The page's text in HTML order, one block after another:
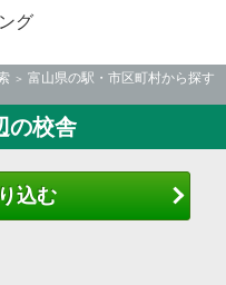
グ
富山県の駅・市区町村から探す
の校舎
込む